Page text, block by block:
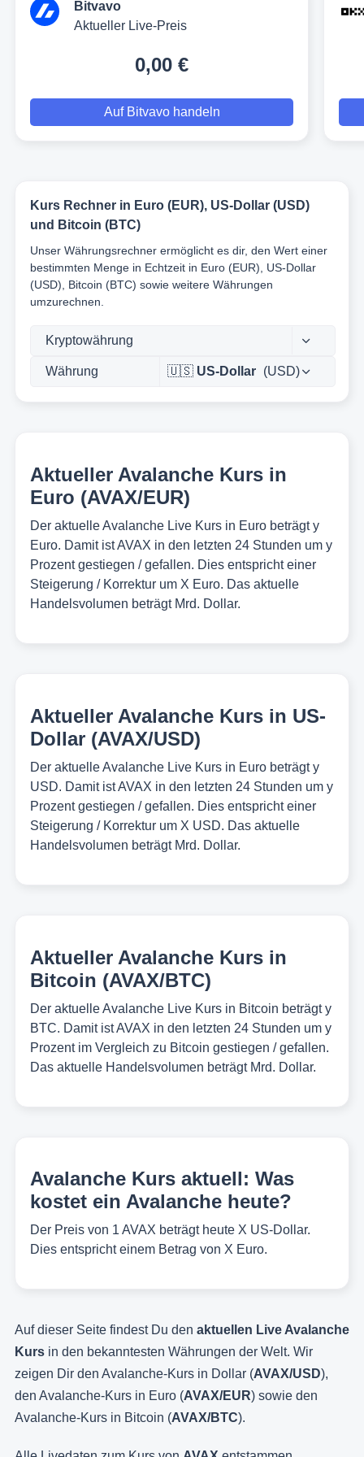
Bitvavo
Aktueller Live-Preis
0,00 €
Auf Bitvavo handeln
Kurs Rechner in Euro (EUR), US-Dollar (USD)
und Bitcoin (BTC)
Unser Währungsrechner ermöglicht es dir, den Wert einer
bestimmten Menge in Echtzeit in Euro (EUR), US-Dollar
(USD), Bitcoin (BTC) sowie weitere Währungen
umzurechnen.
🇺🇸 US-Dollar (USD)
Aktueller Avalanche Kurs in
Euro (AVAX/EUR)
Der aktuelle Avalanche Live Kurs in Euro beträgt y
Euro. Damit ist AVAX in den letzten 24 Stunden um y
Prozent gestiegen / gefallen. Dies entspricht einer
Steigerung / Korrektur um X Euro. Das aktuelle
Handelsvolumen beträgt Mrd. Dollar.
Aktueller Avalanche Kurs in US-
Dollar (AVAX/USD)
Der aktuelle Avalanche Live Kurs in Euro beträgt y
USD. Damit ist AVAX in den letzten 24 Stunden um y
Prozent gestiegen / gefallen. Dies entspricht einer
Steigerung / Korrektur um X USD. Das aktuelle
Handelsvolumen beträgt Mrd. Dollar.
Aktueller Avalanche Kurs in
Bitcoin (AVAX/BTC)
Der aktuelle Avalanche Live Kurs in Bitcoin beträgt y
BTC. Damit ist AVAX in den letzten 24 Stunden um y
Prozent im Vergleich zu Bitcoin gestiegen / gefallen.
Das aktuelle Handelsvolumen beträgt Mrd. Dollar.
Avalanche Kurs aktuell: Was
kostet ein Avalanche heute?
Der Preis von 1 AVAX beträgt heute X US-Dollar.
Dies entspricht einem Betrag von X Euro.
Auf dieser Seite findest Du den aktuellen Live Avalanche
Kurs in den bekanntesten Währungen der Welt. Wir
zeigen Dir den Avalanche-Kurs in Dollar (AVAX/USD),
den Avalanche-Kurs in Euro (AVAX/EUR) sowie den
Avalanche-Kurs in Bitcoin (AVAX/BTC).